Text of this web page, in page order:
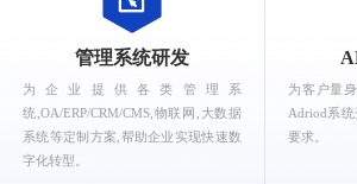
What can Ruizhi
管理系统研发
为企业提供各类管理系
统,OA/ERP/CRM/CMS,物联网,大数据
系统等定制方案,帮助企业实现快速数
字化转型。
为客户量
Adriod系统
要求。